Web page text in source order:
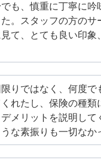
でも、慎重に丁寧に吟
た。スタッフの方のサ
て、とても良い印象
りではなく、何度で
くれたし、保険の種類
デメリットを説明して
うな素振りも一切なか